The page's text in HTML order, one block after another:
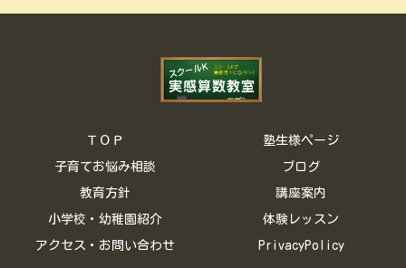
ＴＯＰ 塾生様ページ
子育てお悩み相談 ブログ
教育方針 講座案内
小学校・幼稚園紹介 体験レッスン
アクセス・お問い合わせ PrivacyPolicy